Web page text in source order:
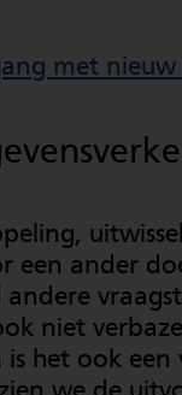
met nieuw
een ander
niet
het ook een